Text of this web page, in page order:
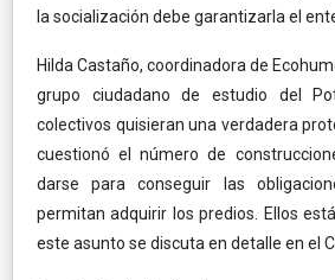
la socialización debe garantizarla el
Hilda Castaño, coordinadora de
grupo ciudadano de estudio del
colectivos quisieran una verdadera
cuestionó el número de
darse para conseguir las
permitan adquirir los predios. Ellos
este asunto se discuta en detalle en el